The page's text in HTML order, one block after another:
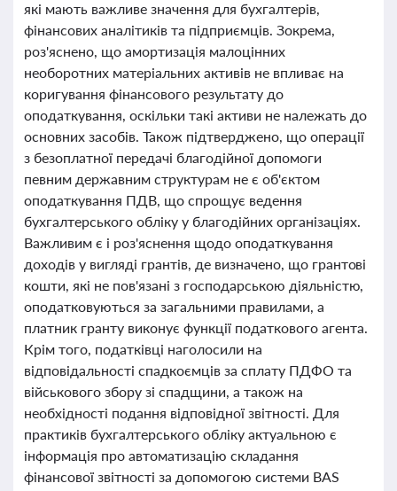
які мають важливе значення для бухгалтерів,
фінансових аналітиків та підприємців. Зокрема,
роз'яснено, що амортизація малоцінних
необоротних матеріальних активів не впливає на
коригування фінансового результату до
оподаткування, оскільки такі активи не належать до
основних засобів. Також підтверджено, що операції
з безоплатної передачі благодійної допомоги
певним державним структурам не є об'єктом
оподаткування ПДВ, що спрощує ведення
бухгалтерського обліку у благодійних організаціях.
Важливим є і роз'яснення щодо оподаткування
доходів у вигляді грантів, де визначено, що грантові
кошти, які не пов'язані з господарською діяльністю,
оподатковуються за загальними правилами, а
платник гранту виконує функції податкового агента.
Крім того, податківці наголосили на
відповідальності спадкоємців за сплату ПДФО та
військового збору зі спадщини, а також на
необхідності подання відповідної звітності. Для
практиків бухгалтерського обліку актуальною є
інформація про автоматизацію складання
фінансової звітності за допомогою системи BAS